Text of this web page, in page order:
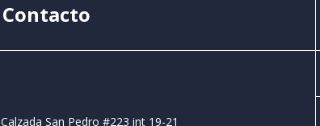
Contacto
Calzada San Pedro #223 int 19-21